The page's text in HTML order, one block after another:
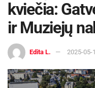
kviečia:
ir Muziejų
Edita L. 2025-05-